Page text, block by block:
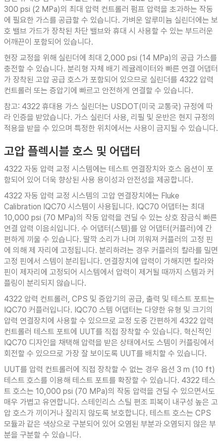
300 psi (2 MPa)의 최대 압력 컨트롤러 펌프 압력을 초과하는 작동
에 필요한 가스를 공급할 수 있습니다. 가벼운 알루미늄 실린더에는 보
호 밸브 가드가 장착된 차단 밸브와 휴대 시 사용할 수 있는 부드러운
어깨끈이 포함되어 있습니다.
현장 교정을 위해 실린더에 최대 2,000 psi (14 MPa)의 공급 가스를
충전할 수 있습니다. 분리형 자체 배기 레귤레이터와 빠른 연결 어댑터
가 장착된 고압 공급 호스가 포함되어 있으므로 실린더를 4322 압력
컨트롤러 또는 증압기에 빠르고 안전하게 연결할 수 있습니다.
참고: 4322 휴대용 가스 실린더는 USDOT(미국 교통국) 규정에 따
라 인증을 받았습니다. 가스 실린더 사용, 리필 및 운반은 현지 규정의
적용을 받을 수 있으며 특정한 위치에서는 사용이 금지될 수 있습니다.
고압 플렉시블 호스 및 어댑터
4322 자동 압력 교정 시스템에는 테스트 연결장치와 호스 옵션이 포
함되어 있어 더욱 향상된 사용 용이성과 안전성을 제공합니다.
4322 자동 압력 교정 시스템의 고압 연결장치에는 Fluke
Calibration IQC70 시스템이 사용됩니다. IQC70 어댑터는 최대
10,000 psi (70 MPa)의 작동 압력을 견딜 수 있는 상호 잠금식 빠른
연결 압력 이음쇠입니다. 수 어댑터(스템)를 암 어댑터(커플러)에 간
편하게 끼울 수 있습니다. 딸깍 소리가 나며 끼워져 커플러의 고정 핀
에 의해 제 자리에 고정됩니다. 분리하려는 경우 커플러의 칼라를 밀면
고정 핀에서 스템이 분리됩니다. 연결장치에 압력이 가해지면 칼라와
핀이 제자리에 고정되어 시스템에서 압력이 제거될 때까지 스템과 커
플링이 분리되지 않습니다.
4322 압력 컨트롤러, CPS 및 증압기의 공급, 출력 및 테스트 포트는
IQC70 커플러입니다. IQC70 스템 어댑터는 다양한 유형 및 크기의
압력 연결장치에 사용할 수 있으므로 교정 도중 간편하게 4322 압력
컨트롤러 테스트 포트에 UUT를 직접 장착할 수 있습니다. 혁신적인
IQC70 디자인을 채택해 압력을 받은 상태에서도 스템이 커플링에서
회전할 수 있으므로 가장 잘 보이도록 UUT를 배치할 수 있습니다.
UUT를 압력 컨트롤러에 직접 장착할 수 없는 경우 옵션 3 m (10 ft)
테스트 호스를 이용해 테스트 포트를 확장할 수 있습니다. 4322 테스
트 호스는 10,000 psi (70 MPa)의 작동 압력을 견딜 수 있으면서도
매우 가볍고 유연합니다. 스테인리스 스틸 편조 피복이 내구성 높은 고
압 호스가 끼이거나 잘리지 않도록 보호합니다. 테스트 호스는 CPS
모듈과 같은 색상으로 구분되어 있어 오염된 부분과 오염되지 않은 부
분을 구분할 수 있습니다.